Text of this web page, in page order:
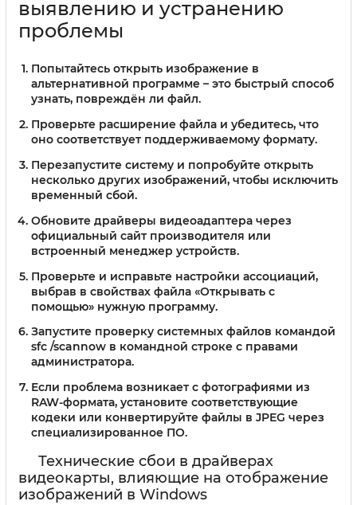
выявлению и устранению
проблемы
Попытайтесь открыть изображение в
альтернативной программе – это быстрый способ
узнать, повреждён ли файл.
Проверьте расширение файла и убедитесь, что
оно соответствует поддерживаемому формату.
Перезапустите систему и попробуйте открыть
несколько других изображений, чтобы исключить
временный сбой.
Обновите драйверы видеоадаптера через
официальный сайт производителя или
встроенный менеджер устройств.
Проверьте и исправьте настройки ассоциаций,
выбрав в свойствах файла «Открывать с
помощью» нужную программу.
Запустите проверку системных файлов командой
sfc /scannow в командной строке с правами
администратора.
Если проблема возникает с фотографиями из
RAW-формата, установите соответствующие
кодеки или конвертируйте файлы в JPEG через
специализированное ПО.
Технические сбои в драйверах
видеокарты, влияющие на отображение
изображений в Windows